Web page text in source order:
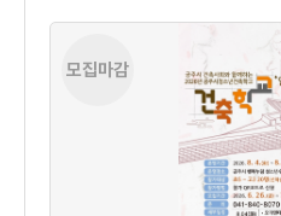
모집마감